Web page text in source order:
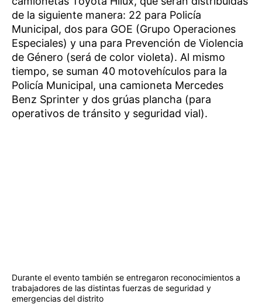
de la siguiente manera: 22 para Policía
Municipal, dos para GOE (Grupo Operaciones
Especiales) y una para Prevención de Violencia
de Género (será de color violeta). Al mismo
tiempo, se suman 40 motovehículos para la
Policía Municipal, una camioneta Mercedes
Benz Sprinter y dos grúas plancha (para
operativos de tránsito y seguridad vial).
Durante el evento también se entregaron reconocimientos a
trabajadores de las distintas fuerzas de seguridad y
emergencias del distrito